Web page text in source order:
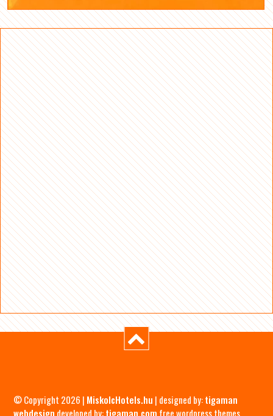
© Copyright 2026 | MiskolcHotels.hu | designed by:tigaman
webdesign developed by:tigaman.com free wordpress themes